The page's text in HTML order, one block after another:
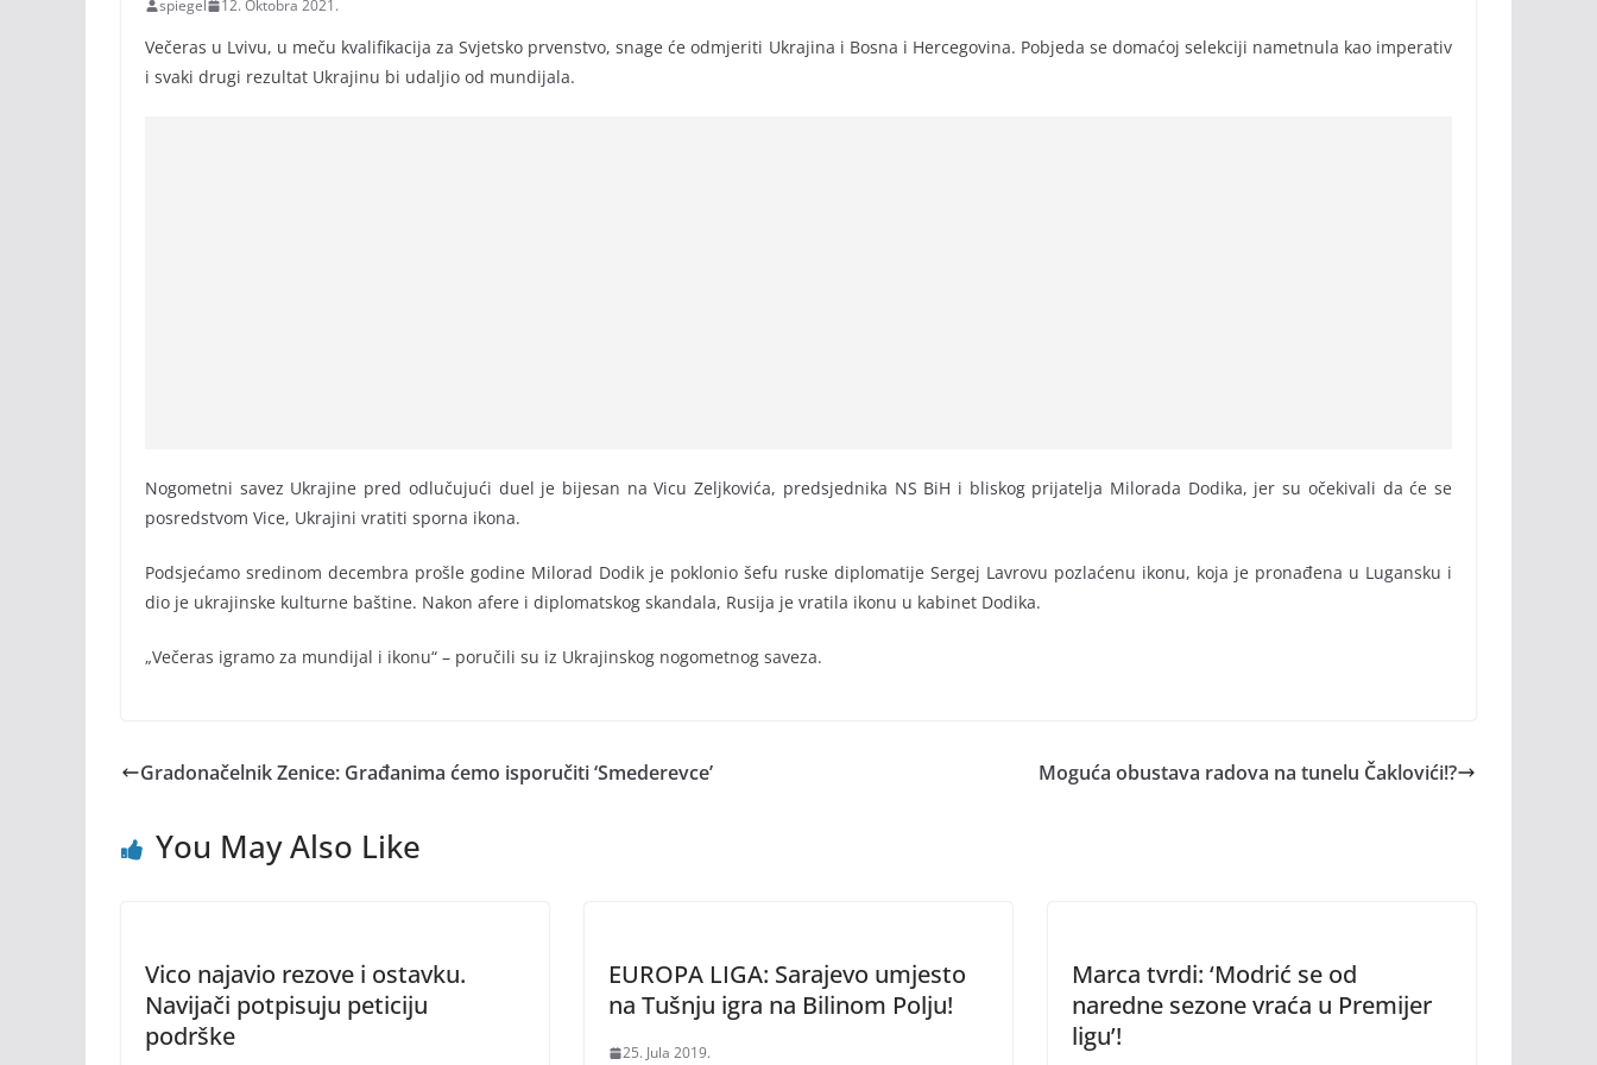
spiegel 12. Oktobra 2021.
Večeras u Lvivu, u meču kvalifikacija za Svjetsko prvenstvo, snage će odmjeriti Ukrajina i Bosna i Hercegovina. Pobjeda se domaćoj selekciji nametnula kao imperativ
i svaki drugi rezultat Ukrajinu bi udaljio od mundijala.
Nogometni savez Ukrajine pred odlučujući duel je bijesan na Vicu Zeljkovića, predsjednika NS BiH i bliskog prijatelja Milorada Dodika, jer su očekivali da će se
posredstvom Vice, Ukrajini vratiti sporna ikona.
Podsjećamo sredinom decembra prošle godine Milorad Dodik je poklonio šefu ruske diplomatije Sergej Lavrovu pozlaćenu ikonu, koja je pronađena u Lugansku i
dio je ukrajinske kulturne baštine. Nakon afere i diplomatskog skandala, Rusija je vratila ikonu u kabinet Dodika.
„Večeras igramo za mundijal i ikonu“ – poručili su iz Ukrajinskog nogometnog saveza.
Gradonačelnik Zenice: Građanima ćemo isporučiti ‘Smederevce’ Moguća obustava radova na tunelu Čaklovići!?
You May Also Like
Vico najavio rezove i ostavku.
Navijači potpisuju peticiju
podrške
EUROPA LIGA: Sarajevo umjesto
na Tušnju igra na Bilinom Polju!
25. Jula 2019.
Marca tvrdi: ‘Modrić se od
naredne sezone vraća u Premijer
ligu’!